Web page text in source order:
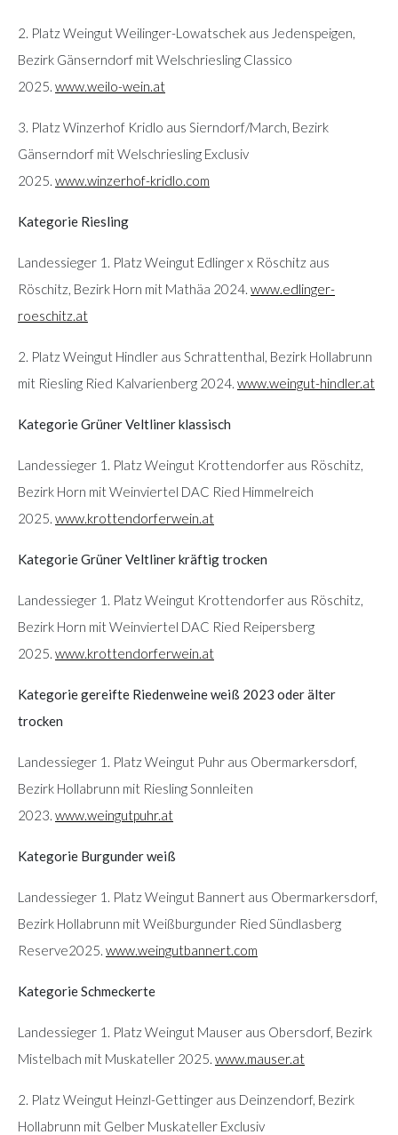
2. Platz Weingut Weilinger-Lowatschek aus Jedenspeigen,
Bezirk Gänserndorf mit Welschriesling Classico
2025. www.weilo-wein.at
3. Platz Winzerhof Kridlo aus Sierndorf/March, Bezirk
Gänserndorf mit Welschriesling Exclusiv
2025. www.winzerhof-kridlo.com
Kategorie Riesling
Landessieger 1. Platz Weingut Edlinger x Röschitz aus
Röschitz, Bezirk Horn mit Mathäa 2024. www.edlinger-
roeschitz.at
2. Platz Weingut Hindler aus Schrattenthal, Bezirk Hollabrunn
mit Riesling Ried Kalvarienberg 2024. www.weingut-hindler.at
Kategorie Grüner Veltliner klassisch
Landessieger 1. Platz Weingut Krottendorfer aus Röschitz,
Bezirk Horn mit Weinviertel DAC Ried Himmelreich
2025. www.krottendorferwein.at
Kategorie Grüner Veltliner kräftig trocken
Landessieger 1. Platz Weingut Krottendorfer aus Röschitz,
Bezirk Horn mit Weinviertel DAC Ried Reipersberg
2025. www.krottendorferwein.at
Kategorie gereifte Riedenweine weiß 2023 oder älter
trocken
Landessieger 1. Platz Weingut Puhr aus Obermarkersdorf,
Bezirk Hollabrunn mit Riesling Sonnleiten
2023. www.weingutpuhr.at
Kategorie Burgunder weiß
Landessieger 1. Platz Weingut Bannert aus Obermarkersdorf,
Bezirk Hollabrunn mit Weißburgunder Ried Sündlasberg
Reserve2025. www.weingutbannert.com
Kategorie Schmeckerte
Landessieger 1. Platz Weingut Mauser aus Obersdorf, Bezirk
Mistelbach mit Muskateller 2025. www.mauser.at
2. Platz Weingut Heinzl-Gettinger aus Deinzendorf, Bezirk
Hollabrunn mit Gelber Muskateller Exclusiv